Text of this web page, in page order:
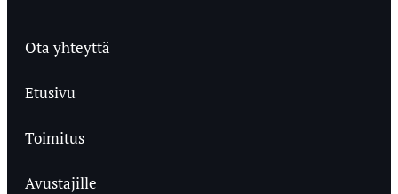
Ota yhteyttä
Etusivu
Toimitus
Avustajille